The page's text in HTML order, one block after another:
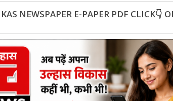
NEWSPAPER E-PAPER PDF CLICK👇